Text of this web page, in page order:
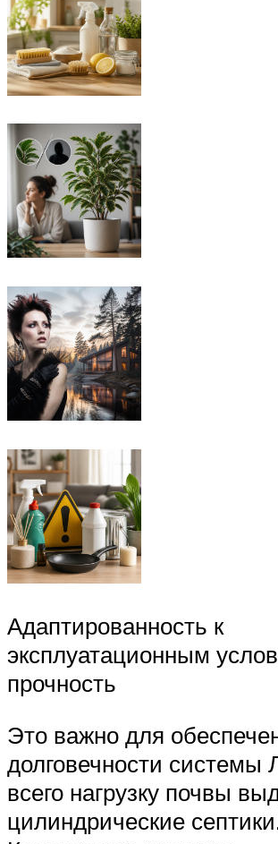
Адаптированность к
эксплуатационным
прочность
Это важно для
долговечности системы
всего нагрузку почвы
цилиндрические